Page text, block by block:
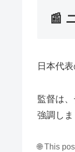
📰
日本代
監督は
強調し
🌐 This